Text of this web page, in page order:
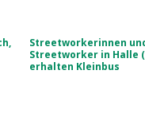
Streetworkerinnen
Streetworker in Halle
erhalten Kleinbus